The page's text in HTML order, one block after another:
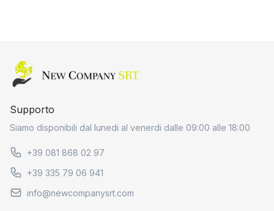
Home page
Supporto
Siamo disponibili dal lunedi al venerdi dalle 09:00 alle 18:00
+39 081 868 02 97
+39 335 79 06 941
info@newcompanysrt.com